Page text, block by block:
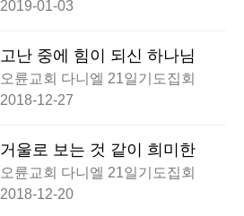
2019-01-03
고난 중에 힘이 되신 하나님
오륜교회 다니엘 21일기도집회
2018-12-27
거울로 보는 것 같이 희미한
오륜교회 다니엘 21일기도집회
2018-12-20